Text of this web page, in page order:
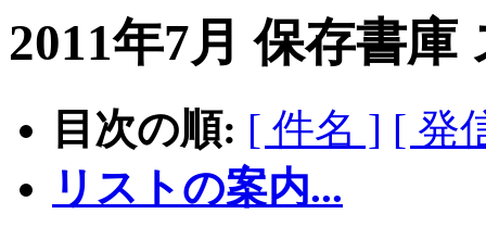
2011年7月 保存書庫
目次の順: [ 件名 ] [ 発
リストの案内...